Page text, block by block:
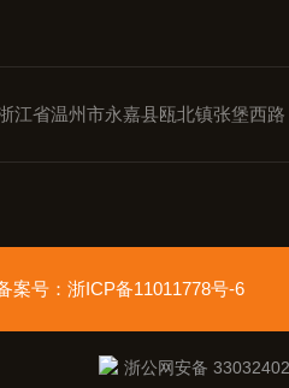
江省温州市永嘉县瓯北镇张堡西路
案号： 浙ICP备11011778号-6
浙公网安备